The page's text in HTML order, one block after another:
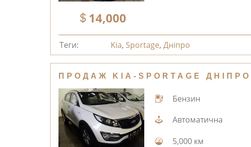
14,000
Теги: Kia, Sportage,Дніпро
ПРОДАЖ KIA-SPORTAGE ДНІПРО
Бензин
Автоматична
5,000 км